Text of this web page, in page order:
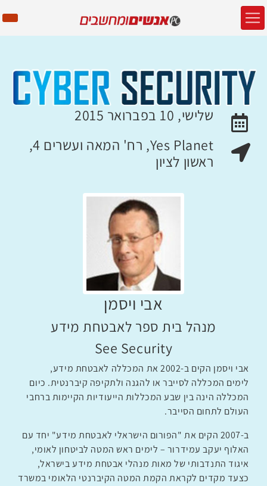
האירוע יתקיים בתאריך
שלישי, 10 בפברואר 2015
מקום האירוע:
Yes Planet, רח' המאה ועשרים 4,
ראשון לציון
אבי ויסמן
מנהל בית ספר לאבטחת מידע
See Security
אבי ויסמן הקים ב-2002 את המכללה לאבטחת מידע,
לימים המכללה לסייבר או להגנה ולתקיפה קיברנטית. כיום
המכללה הינה בין שבע המכללות הייעודיות הקיימות ברחבי
העולם לתחום הסייבר.
ב-2007 הקים את "הפורום הישראלי לאבטחת מידע" יחד עם
האלוף יעקב עמידרור – לימים ראש המטה לביטחון לאומי,
איגוד התנדבותי של מאות מנהלי אבטחת מידע בישראל,
כצעד מקדים לקראת הקמת המטה הקיברנטי הלאומי במשרד